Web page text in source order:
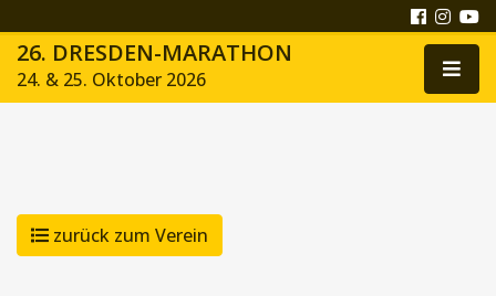
26. DRESDEN-MARATHON
24. & 25. Oktober 2026
zurück zum Verein